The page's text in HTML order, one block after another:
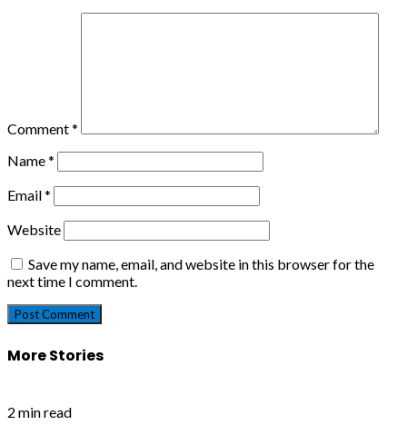
Comment*
Name*
Email*
Website
Save my name, email, and website in this browser for the
next time I comment.
More Stories
2 min read